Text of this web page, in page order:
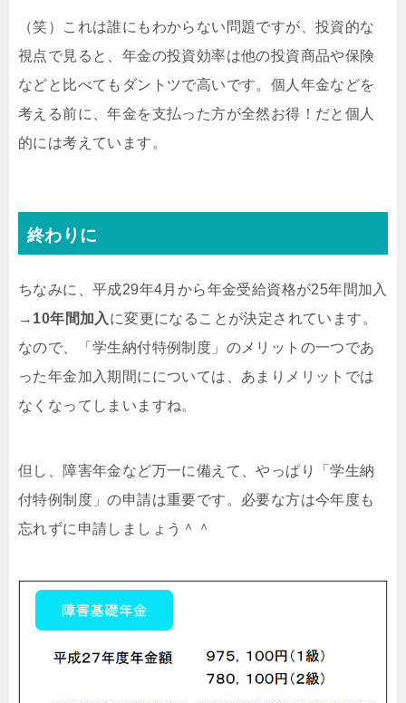
（笑）これは誰にもわからない問題ですが、投資的な
視点で見ると、年金の投資効率は他の投資商品や保険
などと比べてもダントツで高いです。個人年金などを
考える前に、年金を支払った方が全然お得！だと個人
的には考えています。
終わりに
ちなみに、平成29年4月から年金受給資格が25年間加入
→ 10年間加入 に変更になることが決定されています。
なので、「学生納付特例制度」のメリットの一つであ
った年金加入期間にについては、あまりメリットでは
なくなってしまいますね。
但し、障害年金など万一に備えて、やっぱり「学生納
付特例制度」の申請は重要です。必要な方は今年度も
忘れずに申請しましょう＾＾